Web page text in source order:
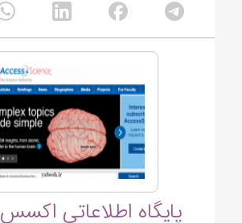
پایگاه اطلاعاتی اکسس